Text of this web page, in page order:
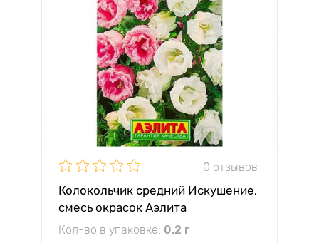
0 отзывов
Колокольчик средний Искушение,
смесь окрасок Аэлита
Кол-во в упаковке: 0.2 г